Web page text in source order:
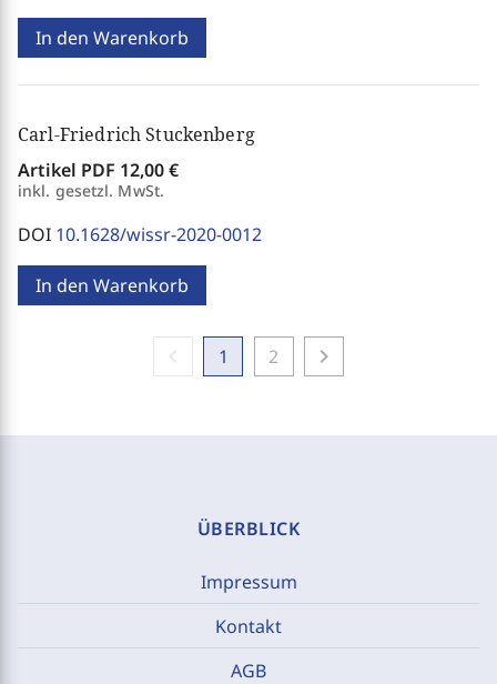
In den Warenkorb
Carl-Friedrich Stuckenberg
Artikel PDF 12,00 €
inkl. gesetzl. MwSt.
DOI 10.1628/wissr-2020-0012
In den Warenkorb
1 2 chevron_right
ÜBERBLICK
Impressum
Kontakt
AGB